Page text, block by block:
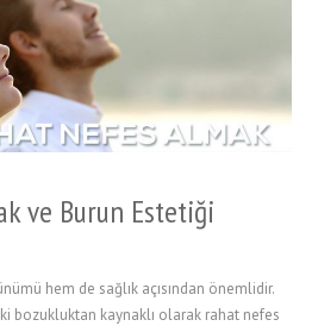
ve Burun Estetiği
hem de sağlık açısından önemlidir.
bozukluktan kaynaklı olarak rahat nefes